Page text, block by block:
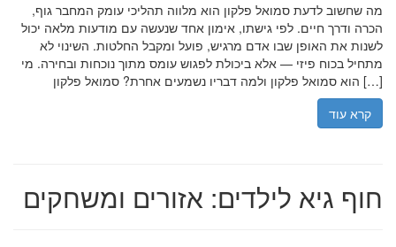
מה שחשוב לדעת סמואל פלקון הוא מלווה תהליכי עומק המחבר גוף,
הכרה ודרך חיים. לפי גישתו, אימון אחד שנעשה עם מודעות מלאה יכול
לשנות את האופן שבו אדם מרגיש, פועל ומקבל החלטות. השינוי לא
מתחיל בכוח פיזי — אלא ביכולת לפגוש עומס מתוך נוכחות ובחירה. מי
הוא סמואל פלקון ולמה דבריו נשמעים אחרת? סמואל פלקון […]
קרא עוד
חוף גיא לילדים: אזורים ומשחקים